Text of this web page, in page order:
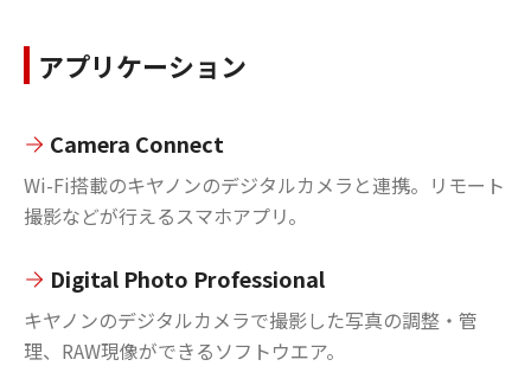
アプリケーション
Camera Connect
Wi-Fi搭載のキヤノンのデジタルカメラと連携。リモート
撮影などが行えるスマホアプリ。
Digital Photo Professional
キヤノンのデジタルカメラで撮影した写真の調整・管
理、RAW現像ができるソフトウエア。